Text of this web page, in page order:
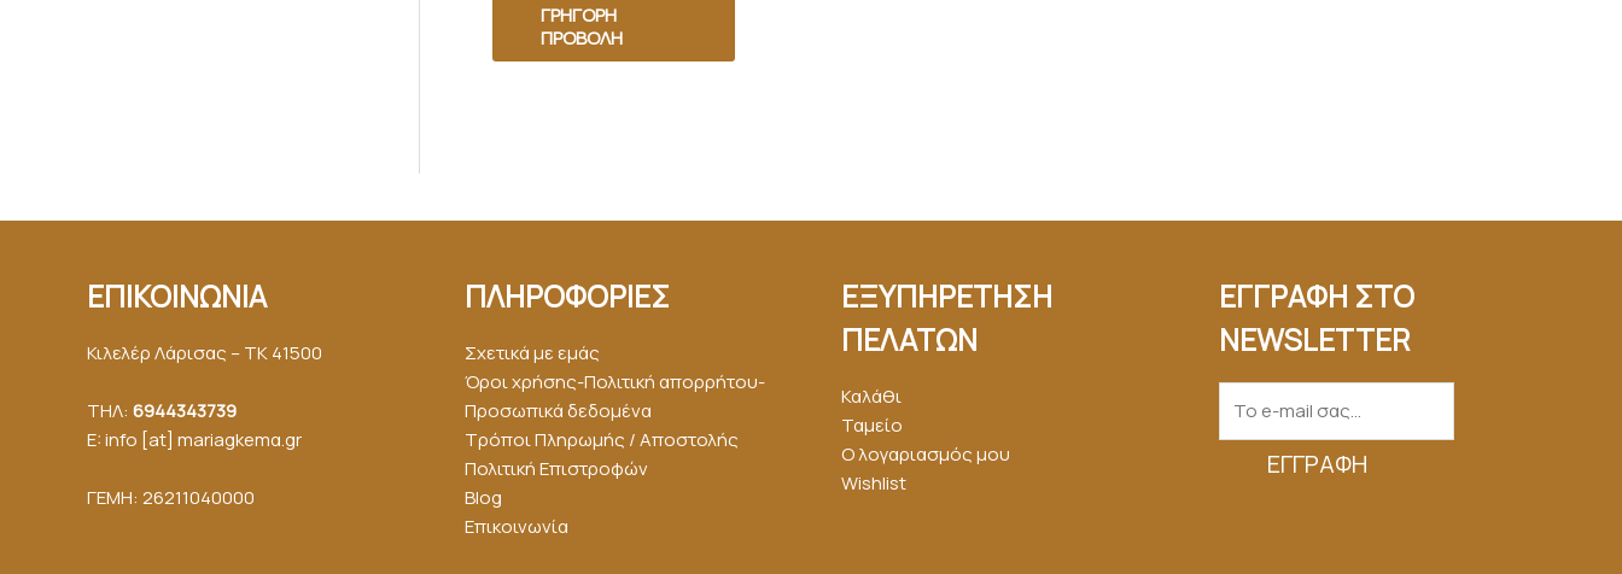
ΓΡΉΓΟΡΗ
ΠΡΟΒΟΛΉ
ΕΠΙΚΟΙΝΩΝΙΑ
Κιλελέρ Λάρισας – ΤΚ 41500
ΤΗΛ: 6944343739
E: info [at] mariagkemα.gr
ΓΕΜΗ: 26211040000
ΠΛΗΡΟΦΟΡΙΕΣ
Σχετικά με εμάς
Όροι χρήσης-Πολιτική απορρήτου-
Προσωπικά δεδομένα
Τρόποι Πληρωμής / Αποστολής
Πολιτική Επιστροφών
Blog
Επικοινωνία
ΕΞΥΠΗΡΕΤΗΣΗ
ΠΕΛΑΤΩΝ
Καλάθι
Ταμείο
Ο λογαριασμός μου
Wishlist
ΕΓΓΡΑΦΗ ΣΤΟ
NEWSLETTER
ΕΓΓΡΑΦΉ